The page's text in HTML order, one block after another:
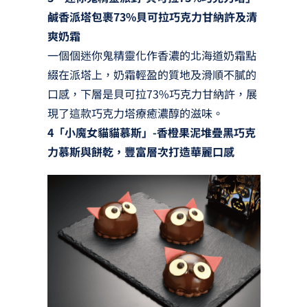
鹹香派塔包裹73%貝可拉巧克力甘納許及清
爽奶霜
一個個迷你鬼精靈化作香濃的北海道奶霜點
綴在派塔上，奶霜輕盈的質地及滑順不膩的
口感，下層是貝可拉73%巧克力甘納許，展
現了這款巧克力塔療癒濃醇的滋味。
4「小魔女貓貓慕斯」-香橙果泥堆疊黑巧克
力慕斯與餅乾，豐富層次打造華麗口感